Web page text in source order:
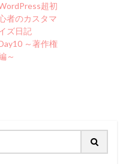
超初
者のカスタマ
ズ日記
～著作権
～